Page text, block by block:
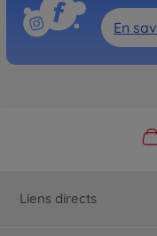
En
Liens directs